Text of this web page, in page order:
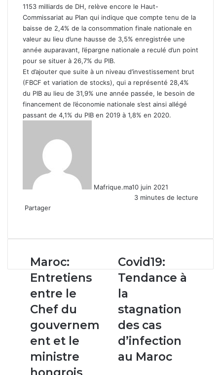
1153 milliards de DH, relève encore le Haut-
Commissariat au Plan qui indique que compte tenu de la
baisse de 2,4% de la consommation finale nationale en
valeur au lieu d’une hausse de 3,5% enregistrée une
année auparavant, l’épargne nationale a reculé d’un point
pour se situer à 26,7% du PIB.
Et d’ajouter que suite à un niveau d’investissement brut
(FBCF et variation de stocks), qui a représenté 28,4%
du PIB au lieu de 31,9% une année passée, le besoin de
financement de l’économie nationale s’est ainsi allégé
passant de 4,1% du PIB en 2019 à 1,8% en 2020.
Mafrique.ma10 juin 2021
3 minutes de lecture
Partager
email
Maroc:
Entretiens
entre
le
Chef
du
et
le
ministre
hongrois
des
Maroc:
Entretiens
entre le
Chef du
gouvernem
ent et le
ministre
Covid19:
Tendance
la
stagnation
des
cas
d’infection
au
Covid19:
Tendance à
la
stagnation
des cas
d’infection
au Maroc